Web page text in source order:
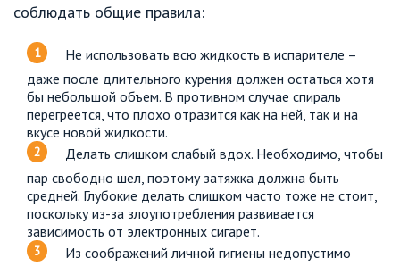
соблюдать общие правила:
Не использовать всю жидкость в испарителе –
даже после длительного курения должен остаться хотя
бы небольшой объем. В противном случае спираль
перегреется, что плохо отразится как на ней, так и на
вкусе новой жидкости.
Делать слишком слабый вдох. Необходимо, чтобы
пар свободно шел, поэтому затяжка должна быть
средней. Глубокие делать слишком часто тоже не стоит,
поскольку из-за злоупотребления развивается
зависимость от электронных сигарет.
Из соображений личной гигиены недопустимо